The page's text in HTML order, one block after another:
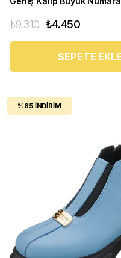
₺4.450
₺9.310
SEPETE EKLE
%85 İNDIRIM